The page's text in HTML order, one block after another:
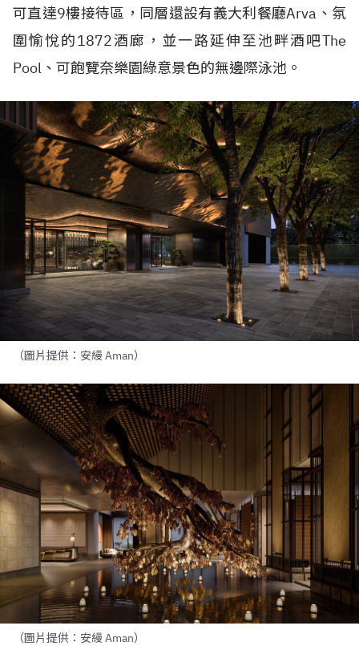
可直達9樓接待區，同層還設有義大利餐廳Arva 、氛
圍愉悅的1872酒廊，並一路延伸至池畔酒吧The
Pool 、可飽覽奈樂園綠意景色的無邊際泳池。
（圖片提供：安縵 Aman）
（圖片提供：安縵 Aman）